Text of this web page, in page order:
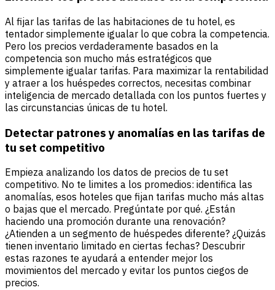
Al fijar las tarifas de las habitaciones de tu hotel, es
tentador simplemente igualar lo que cobra la competencia.
Pero los precios verdaderamente basados en la
competencia son mucho más estratégicos que
simplemente igualar tarifas. Para maximizar la rentabilidad
y atraer a los huéspedes correctos, necesitas combinar
inteligencia de mercado detallada con los puntos fuertes y
las circunstancias únicas de tu hotel.
Detectar patrones y anomalías en las tarifas de
tu set competitivo
Empieza analizando los datos de precios de tu set
competitivo. No te limites a los promedios: identifica las
anomalías, esos hoteles que fijan tarifas mucho más altas
o bajas que el mercado. Pregúntate por qué. ¿Están
haciendo una promoción durante una renovación?
¿Atienden a un segmento de huéspedes diferente? ¿Quizás
tienen inventario limitado en ciertas fechas? Descubrir
estas razones te ayudará a entender mejor los
movimientos del mercado y evitar los puntos ciegos de
precios.